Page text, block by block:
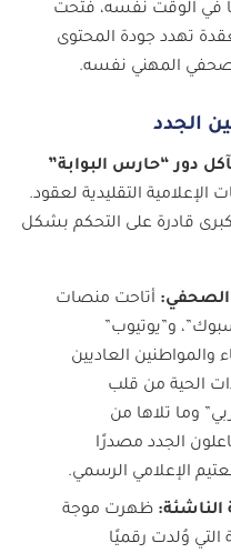
في الوقت نفسه، فتحت
تهدد جودة المحتوى
المهني نفسه.
دور “حارس البوابة”
التقليدية لعقود.
قادرة على التحكم بشكل
الصحفي: أتاحت منصات
و”يوتيوب”
العاديين
الحية من قلب
وما تلاها من
الجدد مصدرًا
الإعلامي الرسمي.
الناشئة: ظهرت موجة
التي وُلدت رقميًا